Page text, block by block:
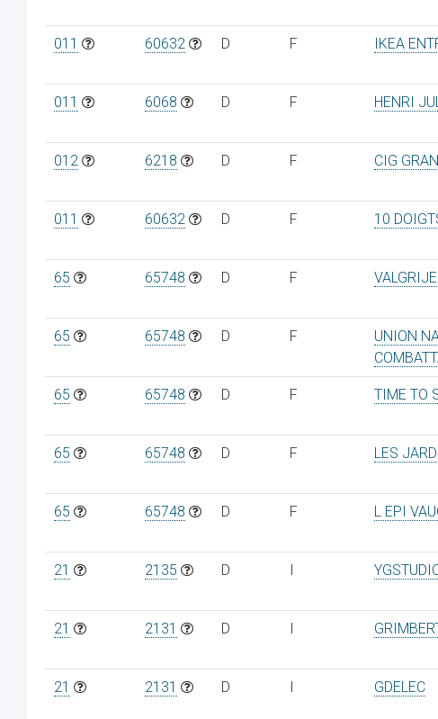
011 60632 D F IKEA
011 6068 D F HENRI
012 6218 D F CIG
011 60632 D F 10
65 65748 D F
65 65748 D F
UNION
65 65748 D F TIME TO
65 65748 D F LES
65 65748 D F L EPI
21 2135 D I
21 2131 D I
21 2131 D I GDELEC